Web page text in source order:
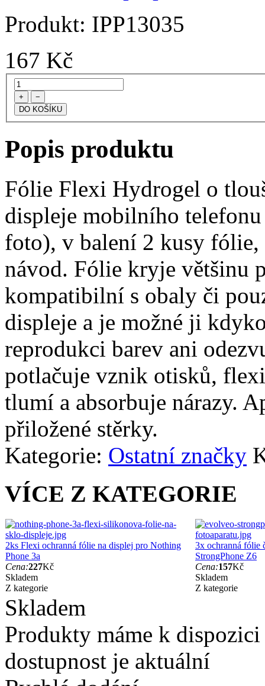
Produkt: IPP13035
167 Kč
+ −
Popis produktu
Fólie Flexi Hydrogel o
displeje mobilního
foto), v balení 2 kusy fólie,
návod. Fólie kryje většinu
kompatibilní s obaly či
displeje a je možné ji
reprodukci barev ani
potlačuje vznik otisků,
tlumí a absorbuje nárazy.
přiložené stěrky.
Kategorie: Ostatní značky
VÍCE Z KATEGORIE
2ks Flexi ochranná fólie na displej pro Nothing
Phone 3a
Cena:227Kč
Skladem
Z kategorie
3x ochranná fólie
StrongPhone Z6
Cena:157Kč
Skladem
Z kategorie
Skladem
Produkty máme k
dostupnost je aktuální